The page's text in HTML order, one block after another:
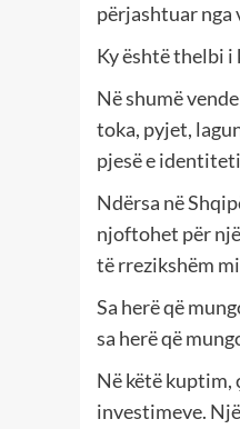
përjashtuar nga
Ky është thelbi
Në shumë
toka, pyjet,
pjesë e
Ndërsa në
njoftohet për
të rrezikshëm
Sa herë që
sa herë që
Në këtë kuptim,
investimeve.